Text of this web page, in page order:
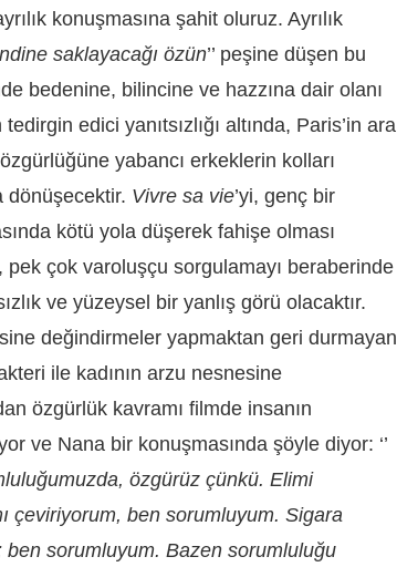
konuşmasına şahit oluruz. Ayrılık
saklayacağı özün’’ peşine düşen bu
bedenine, bilincine ve hazzına dair olanı
edici yanıtsızlığı altında, Paris’in ara
yabancı erkeklerin kolları
dönüşecektir. Vivre sa vie’yi, genç bir
kötü yola düşerek fahişe olması
pek çok varoluşçu sorgulamayı beraberinde
ve yüzeysel bir yanlış görü olacaktır.
değindirmeler yapmaktan geri durmayan
ile kadının arzu nesnesine
özgürlük kavramı filmde insanın
ve Nana bir konuşmasında şöyle diyor: ‘’
özgürüz çünkü. Elimi
çeviriyorum, ben sorumluyum. Sigara
sorumluyum. Bazen sorumluluğu